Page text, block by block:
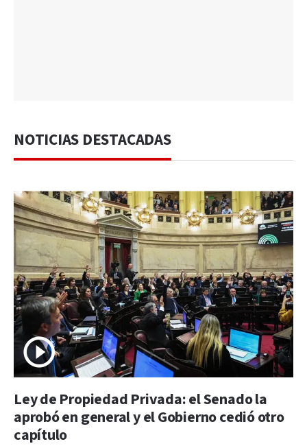
NOTICIAS DESTACADAS
Ley de Propiedad Privada: el Senado la
aprobó en general y el Gobierno cedió otro
capítulo